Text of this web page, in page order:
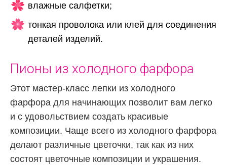
влажные салфетки;
тонкая проволока или клей для соединения
деталей изделий.
Пионы из холодного фарфора
Этот мастер-класс лепки из холодного
фарфора для начинающих позволит вам легко
и с удовольствием создать красивые
композиции. Чаще всего из холодного фарфора
делают различные цветочки, так как из них
состоят цветочные композиции и украшения.